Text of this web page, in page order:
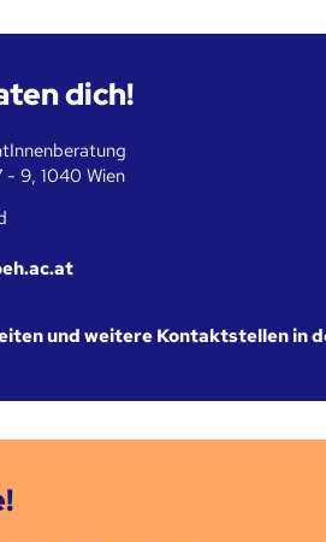
dich!
- 9, 1040 Wien
und weitere Kontaktstellen in